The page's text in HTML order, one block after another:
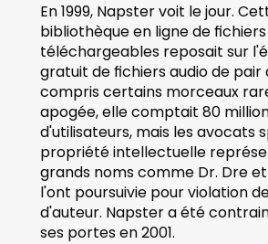
En 1999, Napster voit le jour.
bibliothèque en ligne de fichiers
téléchargeables reposait sur
gratuit de fichiers audio de pair
compris certains morceaux
apogée, elle comptait 80
d'utilisateurs, mais les avocats
propriété intellectuelle
grands noms comme Dr. Dre
l'ont poursuivie pour violation
d'auteur. Napster a été
ses portes en 2001.